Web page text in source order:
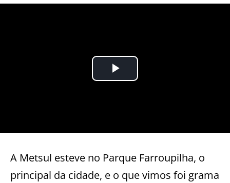
A Metsul esteve no Parque Farroupilha, o
principal da cidade, e o que vimos foi grama